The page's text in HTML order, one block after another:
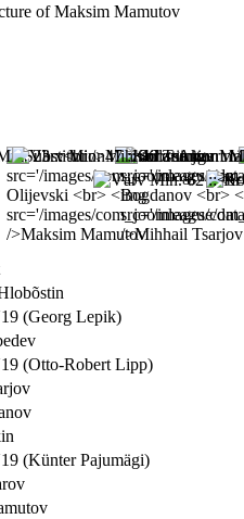
(Georg Lepik)
(Otto-Robert Lipp)
(Künter Pajumägi)